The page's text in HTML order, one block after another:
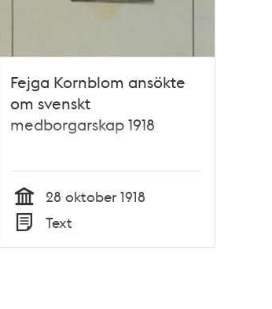
Fejga Kornblom ansökte
om svenskt
medborgarskap 1918
Tid
28 oktober 1918
Typ
Text